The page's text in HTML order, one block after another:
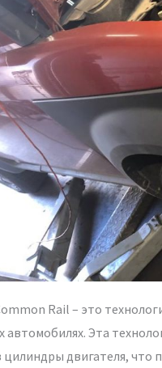
Rail – это
автомобилях. Эта
цилиндры двигателя, что